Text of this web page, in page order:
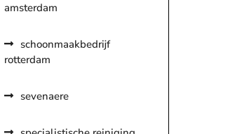
amsterdam
schoonmaakbedrijf
rotterdam
sevenaere